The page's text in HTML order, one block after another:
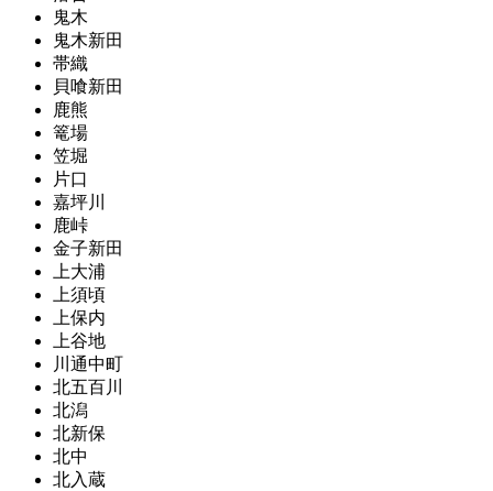
鬼木
鬼木新田
帯織
貝喰新田
鹿熊
篭場
笠堀
片口
嘉坪川
鹿峠
金子新田
上大浦
上須頃
上保内
上谷地
川通中町
北五百川
北潟
北新保
北中
北入蔵